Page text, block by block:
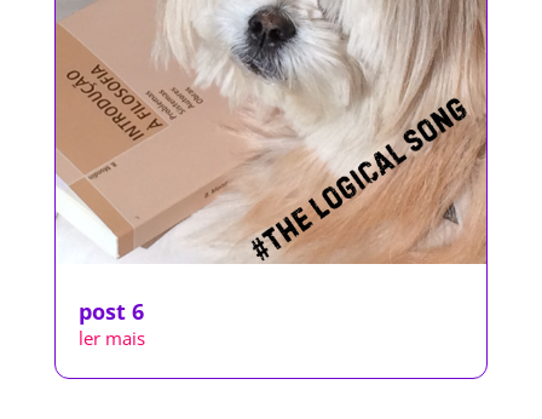
post 6
ler mais